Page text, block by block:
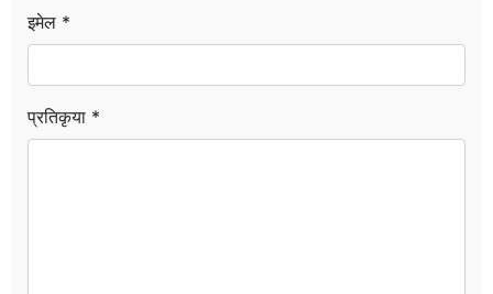
इमेल *
प्रतिकृया *